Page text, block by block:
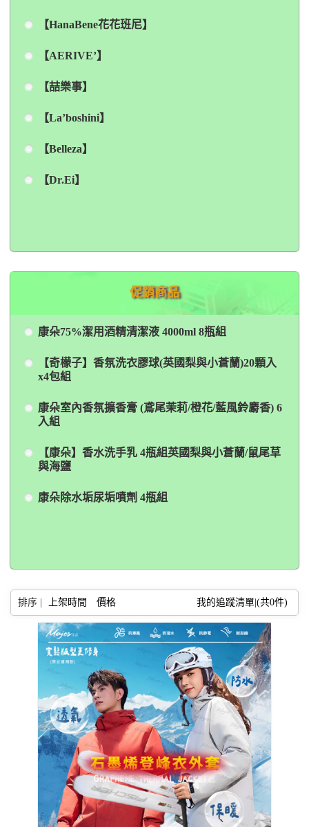
【HanaBene花花班尼】
【AERIVE’】
【喆樂事】
【La’boshini】
【Belleza】
【Dr.Ei】
促銷商品
康朵75%潔用酒精清潔液 4000ml 8瓶組
【奇檬子】香氛洗衣膠球(英國梨與小蒼蘭)20顆入
x4包組
康朵室內香氛擴香膏 (鳶尾茉莉/橙花/藍風鈴麝香) 6
入組
【康朵】香水洗手乳 4瓶組英國梨與小蒼蘭/鼠尾草
與海鹽
康朵除水垢尿垢噴劑 4瓶組
排序 | 上架時間 價格 我的追蹤清單|(共0件)